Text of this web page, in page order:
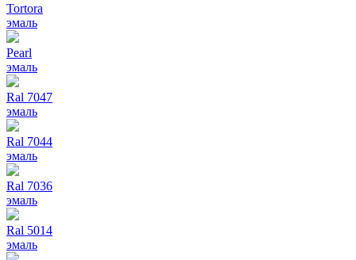
Tortora
эмаль
Pearl
эмаль
Ral 7047
эмаль
Ral 7044
эмаль
Ral 7036
эмаль
Ral 5014
эмаль